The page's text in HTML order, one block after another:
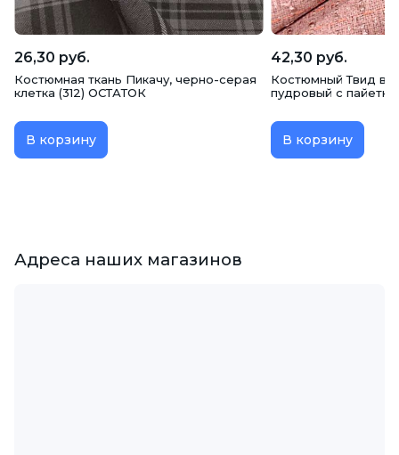
26,30 руб.
Костюмная ткань Пикачу, черно-серая
клетка (312) ОСТАТОК
В корзину
42,30 руб.
Костюмный Твид в
пудровый с
В корзину
Адреса наших магазинов